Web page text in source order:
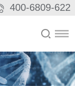
400-6809-622